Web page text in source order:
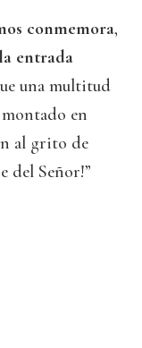
conmemora,
la entrada
una multitud
montado en
al grito de
del Señor!”